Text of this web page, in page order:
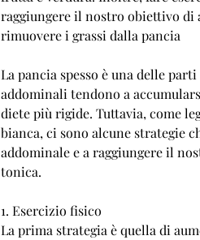
raggiungere il nostro obiettivo di
rimuovere i grassi dalla pancia
La pancia spesso è una delle
addominali tendono a
diete più rigide. Tuttavia, come
bianca, ci sono alcune strategie
addominale e a raggiungere il
tonica.
1. Esercizio fisico
La prima strategia è quella di